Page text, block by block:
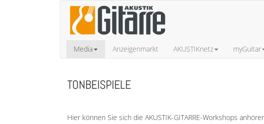
Media Anzeigenmarkt AKUSTIKnetz myGuitar
TONBEISPIELE
Hier können Sie sich die AKUSTIK-GITARRE-Workshops